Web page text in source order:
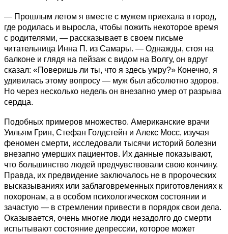
— Прошлым летом я вместе с мужем приехала в город,
где родилась и выросла, чтобы пожить некоторое время
с родителями, — рассказывает в своем письме
читательница Инна П. из Самары. — Однажды, стоя на
балконе и глядя на пейзаж с видом на Волгу, он вдруг
сказал: «Поверишь ли ты, что я здесь умру?» Конечно, я
удивилась этому вопросу — муж был абсолютно здоров.
Но через несколько недель он внезапно умер от разрыва
сердца.
Подобных примеров множество. Американские врачи
Уильям Грин, Стефан Голдстейн и Алекс Мосс, изучая
феномен смерти, исследовали тысячи историй болезни
внезапно умерших пациентов. Их данные показывают,
что большинство людей предчувствовали свою кончину.
Правда, их предвидение заключалось не в пророческих
высказываниях или заблаговременных приготовлениях к
похоронам, а в особом психологическом состоянии и
зачастую — в стремлении привести в порядок свои дела.
Оказывается, очень многие люди незадолго до смерти
испытывают состояние депрессии, которое может